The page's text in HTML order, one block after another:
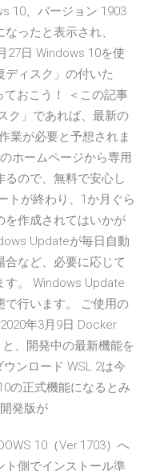
10、バージョン 1903
ったと表示され、
27日 Windows 10を使
ディスク」の付いた
ておこう！ ＜この記事
ク」であれば、最新の
業が必要と予想されま
ホームページから専用
ので、無料で安心し
トが終わり、1か月ぐら
を作成されてはいかが
Updateが毎日自動
など、必要に応じて
す。 Windows Update
で行います。 ご使用の
年3月9日 Docker
、開発中の最新機能を
ンロード WSL 2は今
の正式機能になるとみ
発版が
10（Ver.1703）へ
ト側でインストール準